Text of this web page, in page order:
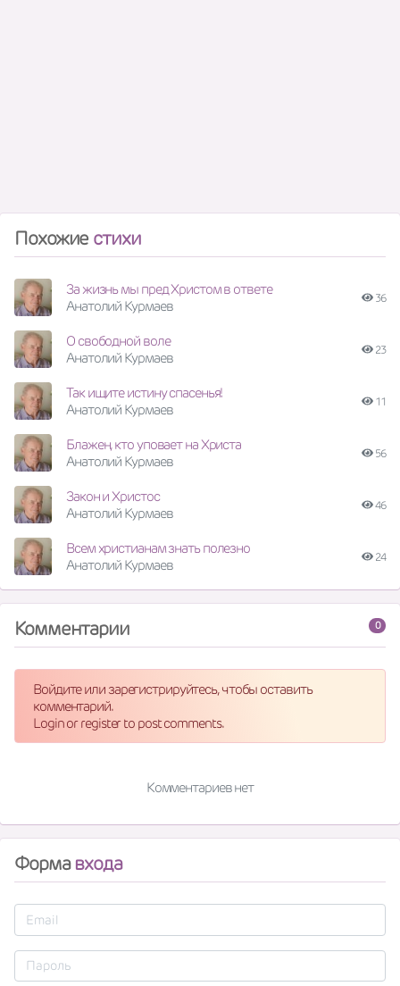
Похожие стихи
За жизнь мы пред Христом в ответе
Анатолий Курмаев
36
О свободной воле
Анатолий Курмаев
23
Так ищите истину спасенья!
Анатолий Курмаев
11
Блажен, кто уповает на Христа
Анатолий Курмаев
56
Закон и Христос
Анатолий Курмаев
46
Всем христианам знать полезно
Анатолий Курмаев
24
0
Комментарии
Войдите или зарегистрируйтесь, чтобы оставить
комментарий.
Login or register to post comments.
Комментариев нет
Формавхода